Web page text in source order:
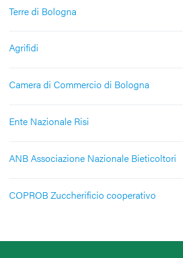
Terre di Bologna
Agrifidi
Camera di Commercio di Bologna
Ente Nazionale Risi
ANB Associazione Nazionale Bieticoltori
COPROB Zuccherificio cooperativo